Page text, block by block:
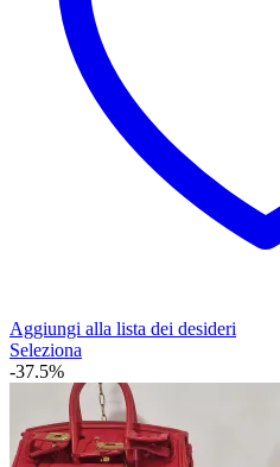
Aggiungi alla lista dei desideri
Seleziona
ha
più
varianti.
Le
-37.5%